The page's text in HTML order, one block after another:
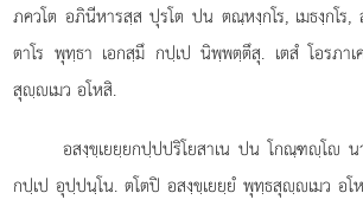
ภควโต อภินีหารสฺส ปุรโต ปน ตณฺหงฺกโร, เมธงฺกโร,
ตาโร พุทฺธา เอกสฺมึ กปฺเป นิพฺพตฺตึสุ. เตสํ โอรภา
สุฺเมว อโหสิ.
อสงฺขฺเยยฺยกปฺปปริโยสาเน ปน โกณฺฑฺโ น
กปฺเป อุปฺปนฺโน. ตโตปิ อสงฺขฺเยยฺยํ พุทฺธสุฺเมว อโ